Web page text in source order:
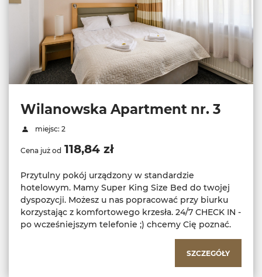
Wilanowska Apartment nr. 3
miejsc: 2
Cena już od 118,84 zł
Przytulny pokój urządzony w standardzie
hotelowym. Mamy Super King Size Bed do twojej
dyspozycji. Możesz u nas popracować przy biurku
korzystając z komfortowego krzesła. 24/7 CHECK IN -
po wcześniejszym telefonie ;) chcemy Cię poznać.
SZCZEGÓŁY